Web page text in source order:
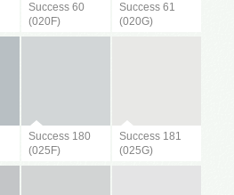
Success 60
(020F)
Success 61
(020G)
Success 180
(025F)
Success 181
(025G)